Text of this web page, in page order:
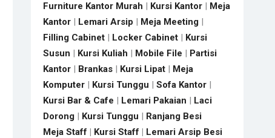
Furniture Kantor Murah | Kursi Kantor | Meja
Kantor | Lemari Arsip | Meja Meeting |
Filling Cabinet | Locker Cabinet | Kursi
Susun | Kursi Kuliah | Mobile File | Partisi
Kantor | Brankas | Kursi Lipat | Meja
Komputer | Kursi Tunggu | Sofa Kantor |
Kursi Bar & Cafe | Lemari Pakaian | Laci
Dorong | Kursi Tunggu | Ranjang Besi
Meja Staff | Kursi Staff | Lemari Arsip Besi